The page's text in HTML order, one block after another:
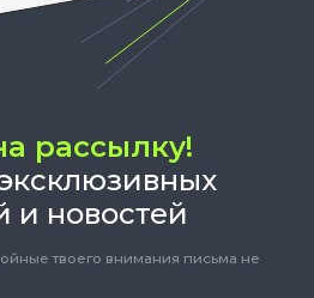
рассылку!
и новостей
твоего внимания письма не